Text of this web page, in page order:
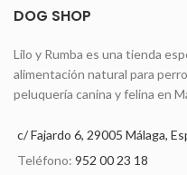
DOG SHOP
Lilo y Rumba es una tienda
alimentación natural para
peluquería canina y felina en
c/ Fajardo 6, 29005 Málaga,
Teléfono: 952 00 23 18